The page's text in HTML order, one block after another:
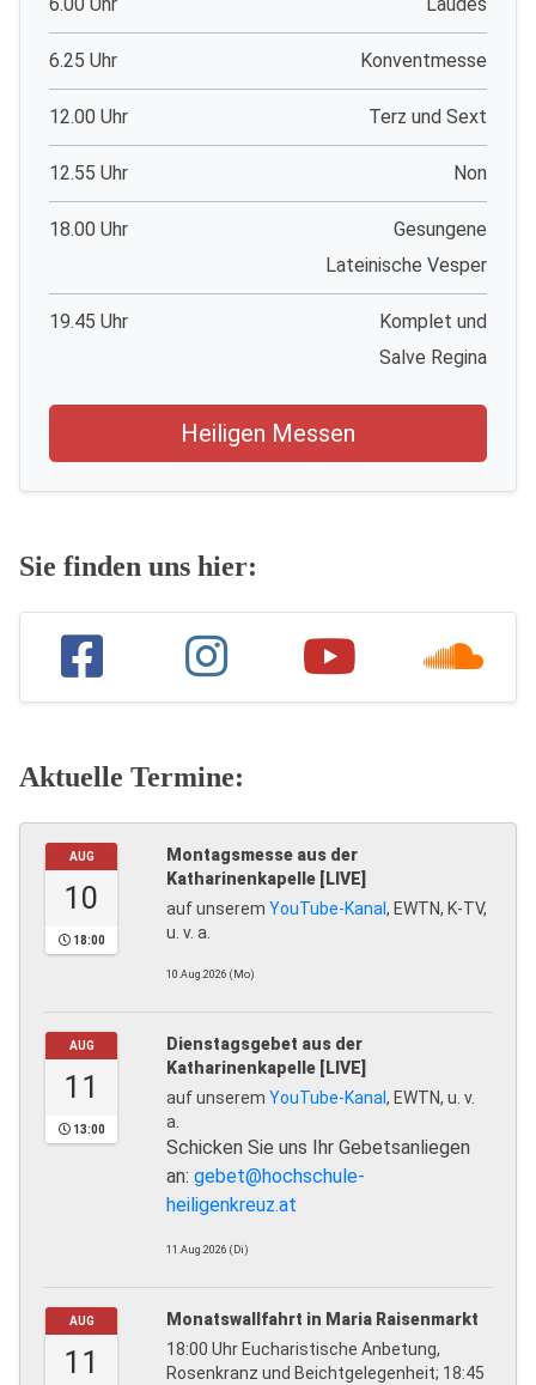
6.00 Uhr Laudes
6.25 Uhr Konventmesse
12.00 Uhr Terz und Sext
12.55 Uhr Non
18.00 Uhr
Gesungene
Lateinische Vesper
19.45 Uhr
Komplet und
Salve Regina
Heiligen Messen
Sie finden uns hier:
Aktuelle Termine:
AUG
10
18:00
Montagsmesse aus der
Katharinenkapelle [LIVE]
auf unserem YouTube-Kanal, EWTN, K-TV,
u. v. a.
10.Aug.2026 (Mo)
AUG
11
13:00
Dienstagsgebet aus der
Katharinenkapelle [LIVE]
auf unserem YouTube-Kanal, EWTN, u. v.
a.
Schicken Sie uns Ihr Gebetsanliegen
an: gebet@hochschule-
heiligenkreuz.at
11.Aug.2026 (Di)
AUG
11
Monatswallfahrt in Maria Raisenmarkt
18:00 Uhr Eucharistische Anbetung,
Rosenkranz und Beichtgelegenheit; 18:45